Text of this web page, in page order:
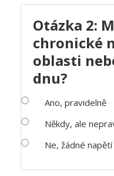
Otázka 2:
chronické
oblasti
dnu?
Ano, pravidelně
Někdy, ale
Ne, žádné